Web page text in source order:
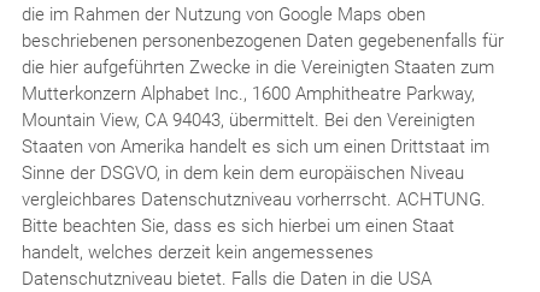
die im Rahmen der Nutzung von Google Maps oben
beschriebenen personenbezogenen Daten gegebenenfalls für
die hier aufgeführten Zwecke in die Vereinigten Staaten zum
Mutterkonzern Alphabet Inc., 1600 Amphitheatre Parkway,
Mountain View, CA 94043, übermittelt. Bei den Vereinigten
Staaten von Amerika handelt es sich um einen Drittstaat im
Sinne der DSGVO, in dem kein dem europäischen Niveau
vergleichbares Datenschutzniveau vorherrscht. ACHTUNG.
Bitte beachten Sie, dass es sich hierbei um einen Staat
handelt, welches derzeit kein angemessenes
Datenschutzniveau bietet. Falls die Daten in die USA